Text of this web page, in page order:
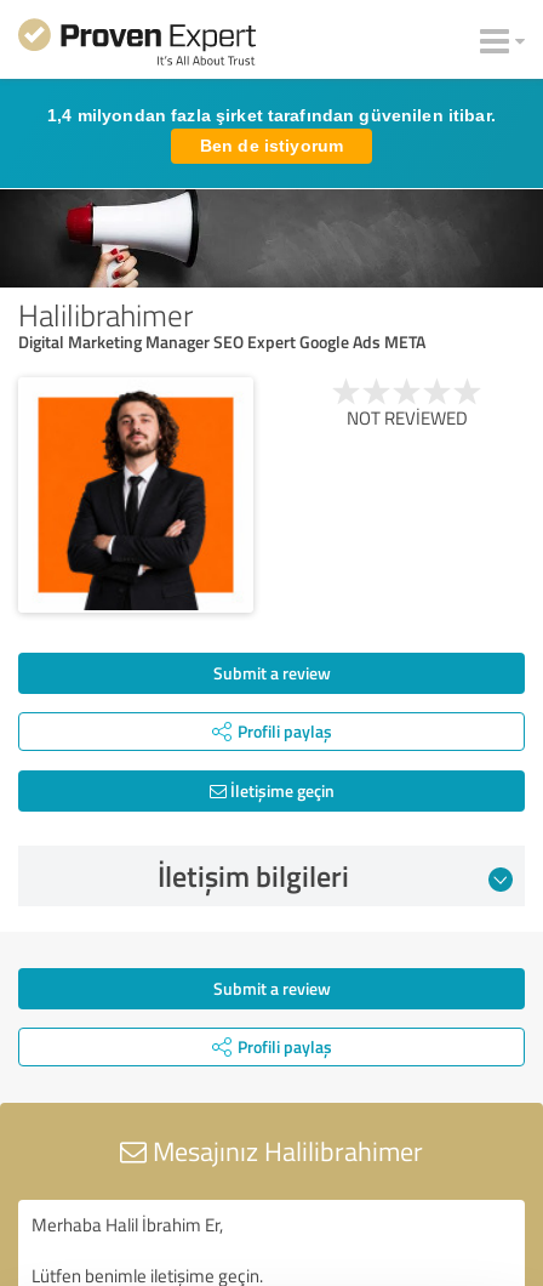
1,4 milyondan fazla şirket tarafından güvenilen itibar.
Ben de istiyorum
Halilibrahimer
Digital Marketing Manager SEO Expert Google Ads META
NOT REVIEWED
Submit a review
Profili paylaş
İletişime geçin
İletişim bilgileri
Submit a review
Profili paylaş
Mesajınız Halilibrahimer